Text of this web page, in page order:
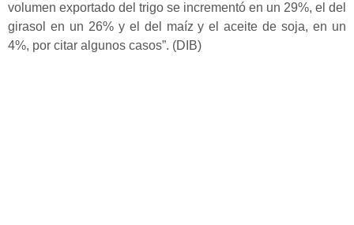
volumen exportado del trigo se incrementó en un 29%, el del
girasol en un 26% y el del maíz y el aceite de soja, en un
4%, por citar algunos casos”. (DIB)